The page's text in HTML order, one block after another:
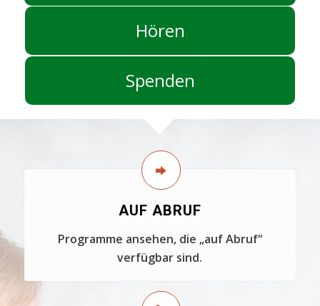
Hören
Spenden
AUF ABRUF
Programme ansehen, die „auf Abruf“
verfügbar sind.